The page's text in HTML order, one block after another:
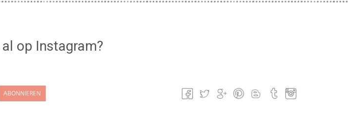
op Instagram?
ABONNIEREN